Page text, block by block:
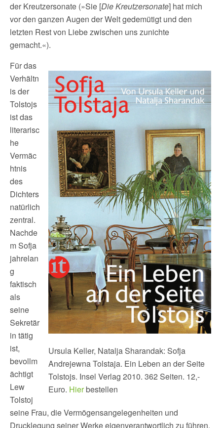
der Kreutzersonate (»Sie [Die Kreutzersonate] hat mich
vor den ganzen Augen der Welt gedemütigt und den
letzten Rest von Liebe zwischen uns zunichte
gemacht.«).
Ursula Keller, Natalja Sharandak: Sofja
Andrejewna Tolstaja. Ein Leben an der Seite
Tolstojs. Insel Verlag 2010. 362 Seiten. 12,-
Euro. Hierbestellen
Für das
Verhältn
is der
Tolstojs
ist das
literarisc
he
Vermäc
htnis
des
Dichters
natürlich
zentral.
Nachde
m Sofja
jahrelan
g
faktisch
als
seine
Sekretär
in tätig
ist,
bevollm
ächtigt
Lew
Tolstoj
seine Frau, die Vermögensangelegenheiten und
Drucklegung seiner Werke eigenverantwortlich zu führen.